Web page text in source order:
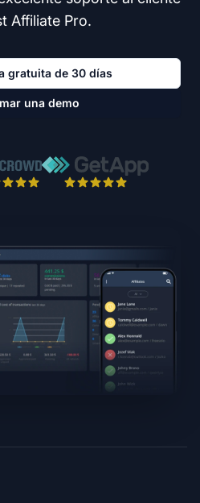
Affiliate Pro.
gratuita de 30 días
una demo